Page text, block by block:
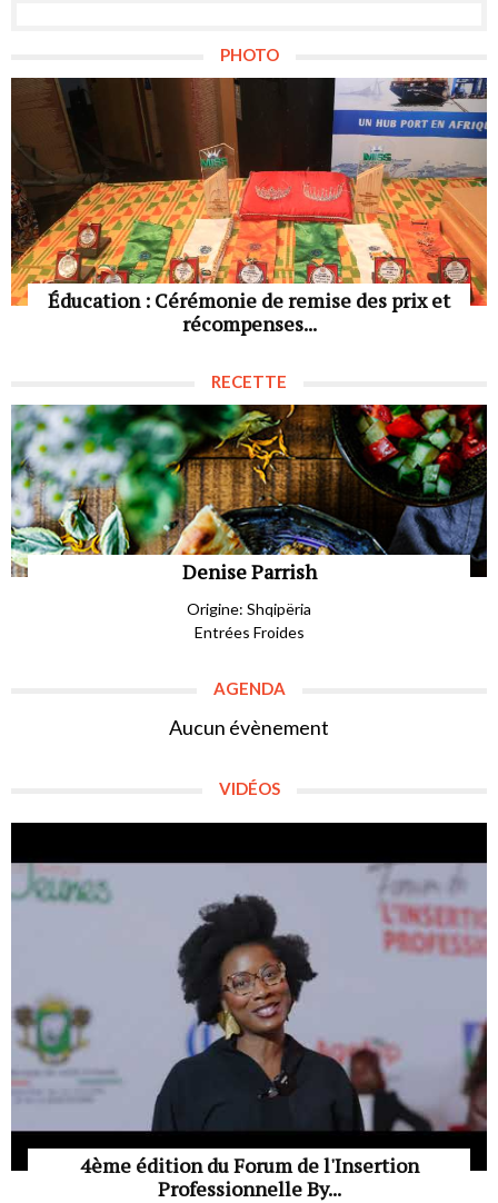
PHOTO
Éducation : Cérémonie de remise des prix et
récompenses...
RECETTE
Denise Parrish
Origine: Shqipëria
Entrées Froides
AGENDA
Aucun évènement
VIDÉOS
4ème édition du Forum de l'Insertion
Professionnelle By...